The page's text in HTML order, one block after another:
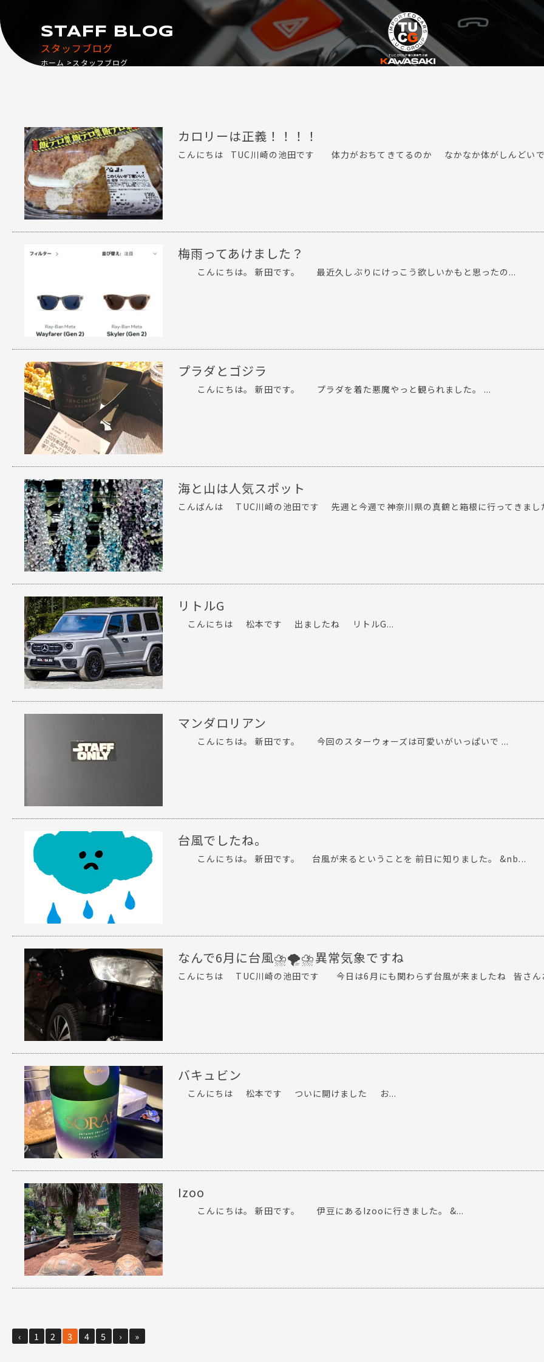
スタッフブログ
STAFF BLOG
ホーム スタッフブログ
カロリーは正義！！！！
こんにちは TUC川崎の池田です 体力がおちてきてるのか なかなか体がしんどい
梅雨ってあけました？
こんにちは。 新田です。 最近久しぶりにけっこう欲しいかもと思ったの...
プラダとゴジラ
こんにちは。 新田です。 プラダを着た悪魔やっと観られました。 ...
海と山は人気スポット
こんばんは TUC川崎の池田です 先週と今週で神奈川県の真鶴と箱根に行ってきま
リトルG
こんにちは 松本です 出ましたね リトルG...
マンダロリアン
こんにちは。 新田です。 今回のスターウォーズは可愛いがいっぱいで ...
台風でしたね。
こんにちは。 新田です。 台風が来るということを 前日に知りました。 &nb...
なんで6月に台風⛈🌪⛈異常気象ですね
こんにちは TUC川崎の池田です 今日は6月にも関わらず台風が来ましたね 皆さん
バキュビン
こんにちは 松本です ついに開けました お...
Izoo
こんにちは。 新田です。 伊豆にあるIzooに行きました。 &...
‹ 1 2 3 4 5 › »